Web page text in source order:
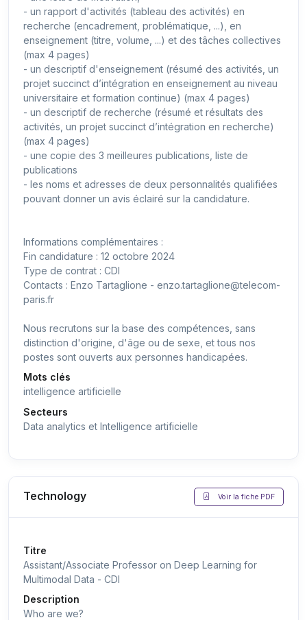
- un rapport d'activités (tableau des activités) en
recherche (encadrement, problématique, ...), en
enseignement (titre, volume, ...) et des tâches collectives
(max 4 pages)
- un descriptif d'enseignement (résumé des activités, un
projet succinct d’intégration en enseignement au niveau
universitaire et formation continue) (max 4 pages)
- un descriptif de recherche (résumé et résultats des
activités, un projet succinct d’intégration en recherche)
(max 4 pages)
- une copie des 3 meilleures publications, liste de
publications
- les noms et adresses de deux personnalités qualifiées
pouvant donner un avis éclairé sur la candidature.
Informations complémentaires :
Fin candidature : 12 octobre 2024
Type de contrat : CDI
Contacts : Enzo Tartaglione - enzo.tartaglione@telecom-
paris.fr
Nous recrutons sur la base des compétences, sans
distinction d'origine, d'âge ou de sexe, et tous nos
postes sont ouverts aux personnes handicapées.
Mots clés
intelligence artificielle
Secteurs
Data analytics et Intelligence artificielle
Technology Voir la fiche PDF
Titre
Assistant/Associate Professor on Deep Learning for
Multimodal Data - CDI
Description
Who are we?